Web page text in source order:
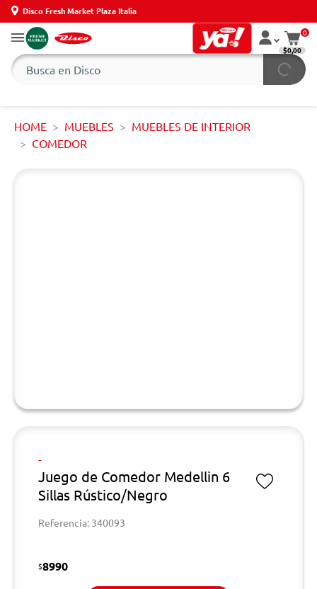
Disco Fresh Market Plaza Italia
0
$0,00
HOME MUEBLES
MUEBLES DE INTERIOR
COMEDOR
-
Juego de Comedor Medellin 6
Sillas Rústico/Negro
Referencia: 340093
$8990